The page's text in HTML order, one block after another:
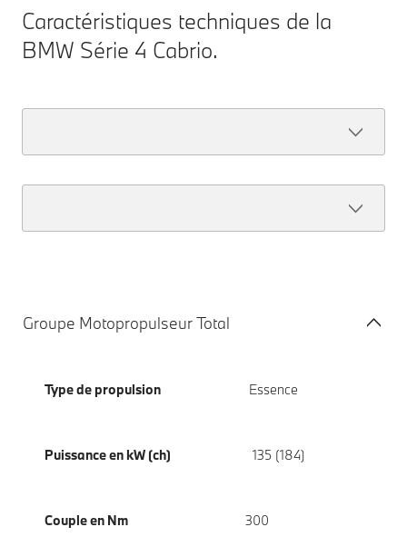
Caractéristiques techniques de la
BMW Série 4 Cabrio.
Groupe Motopropulseur Total
Type de propulsion Essence
Puissance en kW (ch) 135 (184)
Couple en Nm 300